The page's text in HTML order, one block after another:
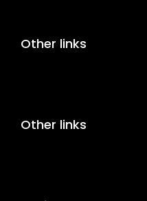
Other links
Other links